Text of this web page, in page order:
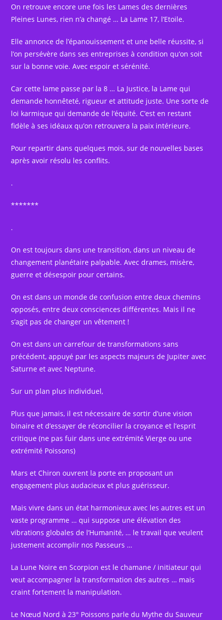
On retrouve encore une fois les Lames des dernières
Pleines Lunes, rien n’a changé … La Lame 17, l’Etoile.
Elle annonce de l’épanouissement et une belle réussite, si
l’on persévère dans ses entreprises à condition qu’on soit
sur la bonne voie. Avec espoir et sérénité.
Car cette lame passe par la 8 … La Justice, la Lame qui
demande honnêteté, rigueur et attitude juste. Une sorte de
loi karmique qui demande de l’équité. C’est en restant
fidèle à ses idéaux qu’on retrouvera la paix intérieure.
Pour repartir dans quelques mois, sur de nouvelles bases
après avoir résolu les conflits.
.
*******
.
On est toujours dans une transition, dans un niveau de
changement planétaire palpable. Avec drames, misère,
guerre et désespoir pour certains.
On est dans un monde de confusion entre deux chemins
opposés, entre deux consciences différentes. Mais il ne
s’agit pas de changer un vêtement !
On est dans un carrefour de transformations sans
précédent, appuyé par les aspects majeurs de Jupiter avec
Saturne et avec Neptune.
Sur un plan plus individuel,
Plus que jamais, il est nécessaire de sortir d’une vision
binaire et d’essayer de réconcilier la croyance et l’esprit
critique (ne pas fuir dans une extrémité Vierge ou une
extrémité Poissons)
Mars et Chiron ouvrent la porte en proposant un
engagement plus audacieux et plus guérisseur.
Mais vivre dans un état harmonieux avec les autres est un
vaste programme … qui suppose une élévation des
vibrations globales de l’Humanité, … le travail que veulent
justement accomplir nos Passeurs …
La Lune Noire en Scorpion est le chamane / initiateur qui
veut accompagner la transformation des autres … mais
craint fortement la manipulation.
Le Nœud Nord à 23° Poissons parle du Mythe du Sauveur